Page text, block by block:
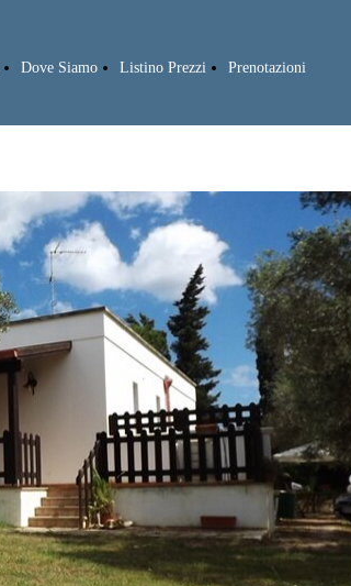
Dove Siamo Listino Prezzi Prenotazioni